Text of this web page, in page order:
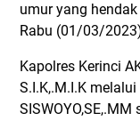
umur yang
Rabu (01/03/
Kapolres Kerinci
S.I.K,.M.I.K